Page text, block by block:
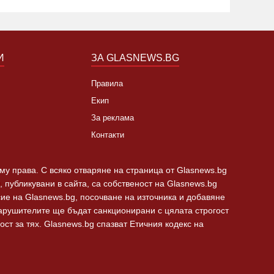
ЗА GLASNEWS.BG
Правила
Екип
За реклама
Контакти
права. С всяко отваряне на страница от Glasnews.bg
в сайта, са собственост на Glasnews.bg
на Glasnews.bg, посочване на източника и добавяне
ще бъдат санкционирани с цялата строгост
за тях. Glasnews.bg спазват Етичния кодекс на